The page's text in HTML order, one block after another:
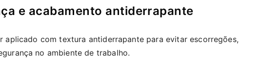
e acabamento antiderrapante
aplicado com textura antiderrapante para evitar escorregões,
no ambiente de trabalho.